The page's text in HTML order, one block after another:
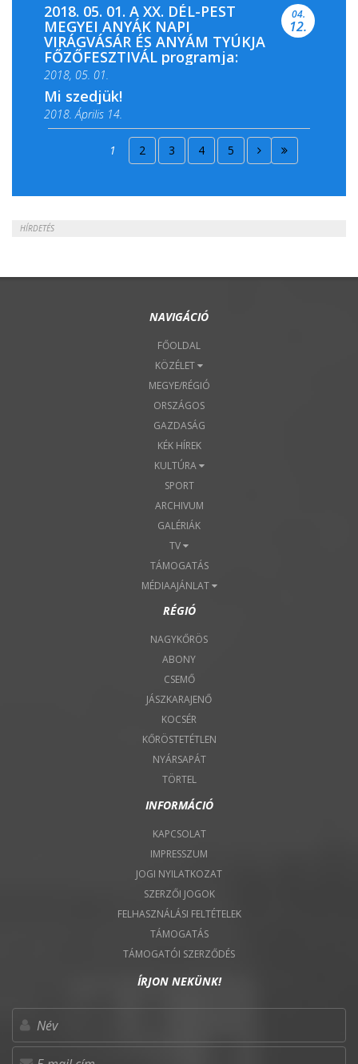
2018. 05. 01. A XX. DÉL-PEST
MEGYEI ANYÁK NAPI
VIRÁGVÁSÁR ÉS ANYÁM TYÚKJA
FŐZŐFESZTIVÁL programja:
2018, 05. 01.
04.
12.
Mi szedjük!
2018. Április 14.
2018. Április 15.
1 2 3 4 5
HÍRDETÉS
NAVIGÁCIÓ
FŐOLDAL
KÖZÉLET
MEGYE/RÉGIÓ
ORSZÁGOS
GAZDASÁG
KÉK HÍREK
KULTÚRA
SPORT
ARCHIVUM
GALÉRIÁK
TV
TÁMOGATÁS
MÉDIAAJÁNLAT
RÉGIÓ
NAGYKŐRÖS
ABONY
CSEMŐ
JÁSZKARAJENŐ
KOCSÉR
KŐRÖSTETÉTLEN
NYÁRSAPÁT
TÖRTEL
INFORMÁCIÓ
KAPCSOLAT
IMPRESSZUM
JOGI NYILATKOZAT
SZERZŐI JOGOK
FELHASZNÁLÁSI FELTÉTELEK
TÁMOGATÁS
TÁMOGATÓI SZERZŐDÉS
ÍRJON NEKÜNK!